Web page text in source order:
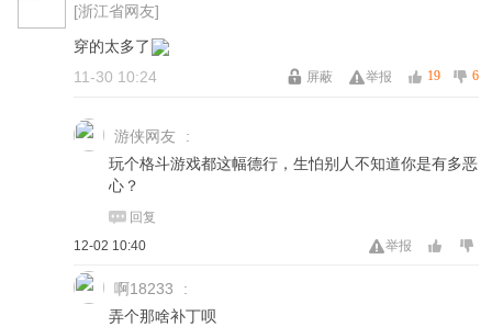
[浙江省网友]
穿的太多了
6
19
举报
屏蔽
11-30 10:24
游侠网友
:
玩个格斗游戏都这幅德行，生怕别人不知道你是有多恶
心？
回复
举报
12-02 10:40
啊18233
:
弄个那啥补丁呗